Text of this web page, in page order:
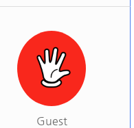
Guest
늘 결과: ]